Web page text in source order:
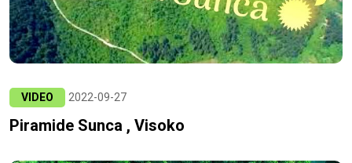
VIDEO 2022-09-27
Piramide Sunca , Visoko